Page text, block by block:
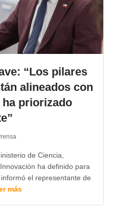
“Los pilares
alineados con
ha priorizado
de Ciencia,
ha definido para
el representante de
más